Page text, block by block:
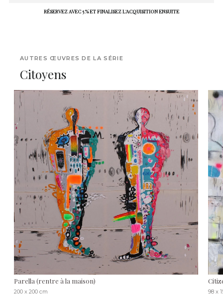
RÉSERVEZ AVEC 5 % ET FINALISEZ L'ACQUISITION ENSUITE
AUTRES ŒUVRES DE LA SÉRIE
Citoyens
Parella (rentre à la maison)
200 x 200 cm 98 x